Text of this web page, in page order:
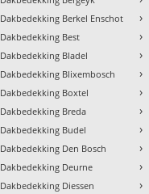
Dakbedekking Berkel Enschot
Dakbedekking Best
Dakbedekking Bladel
Dakbedekking Blixembosch
Dakbedekking Boxtel
Dakbedekking Breda
Dakbedekking Budel
Dakbedekking Den Bosch
Dakbedekking Deurne
Dakbedekking Diessen
›
›
›
›
›
›
›
›
›
›